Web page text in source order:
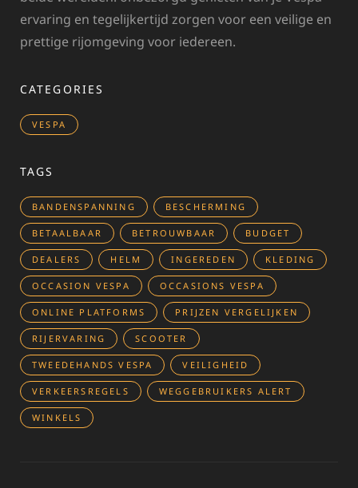
ervaring en tegelijkertijd zorgen voor een veilige en
prettige rijomgeving voor iedereen.
CATEGORIES
VESPA
TAGS
BANDENSPANNING BESCHERMING
BETAALBAAR BETROUWBAAR BUDGET
DEALERS HELM INGEREDEN KLEDING
OCCASION VESPA OCCASIONS VESPA
ONLINE PLATFORMS PRIJZEN VERGELIJKEN
RIJERVARING SCOOTER
TWEEDEHANDS VESPA VEILIGHEID
VERKEERSREGELS WEGGEBRUIKERS ALERT
WINKELS